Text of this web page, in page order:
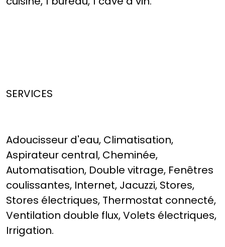
SERVICES
Adoucisseur d'eau, Climatisation,
Aspirateur central, Cheminée,
Automatisation, Double vitrage, Fenêtres
coulissantes, Internet, Jacuzzi, Stores,
Stores électriques, Thermostat connecté,
Ventilation double flux, Volets électriques,
Irrigation.